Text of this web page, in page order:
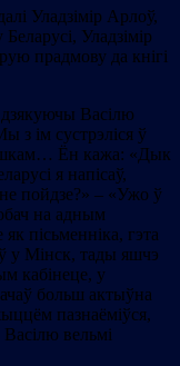
Уладзімір Арлоў,
Уладзімір
прадмову да кнігі
Васілю
з ім сустрэліся ў
Ён кажа: «Дык
я напісаў,
пойдзе?» – «Ужо ў
на адным
пісьменніка, гэта
у Мінск, тады яшчэ
кабінеце, у
больш актыўна
пазнаёміўся,
вельмі